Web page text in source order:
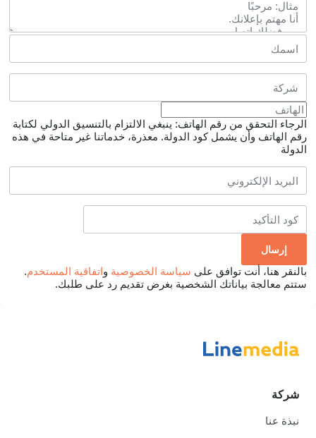
الرجاء التحقق من رقم الهاتف: ينبغي الالتزام بالتنسيق الدولي لكتابة
رقم الهاتف وأن يشمل كود الدولة. معذرة، خدماتنا غير متاحة في هذه
الدولة
بالنقر هنا، أنت توافق على سياسة الخصوصية واتفاقية المستخدم.
ستتم معالجة بياناتك الشخصية بغرض تقديم رد على طلبك.
شركة
نبذة عنا